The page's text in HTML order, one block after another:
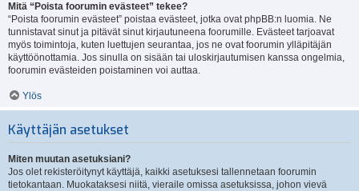
Mitä “Poista foorumin evästeet” tekee?
“Poista foorumin evästeet” poistaa evästeet, jotka ovat phpBB:n luomia. Ne
tunnistavat sinut ja pitävät sinut kirjautuneena foorumille. Evästeet tarjoavat
myös toimintoja, kuten luettujen seurantaa, jos ne ovat foorumin ylläpitäjän
käyttöönottamia. Jos sinulla on sisään tai uloskirjautumisen kanssa ongelmia,
foorumin evästeiden poistaminen voi auttaa.
Ylös
Käyttäjän asetukset
Miten muutan asetuksiani?
Jos olet rekisteröitynyt käyttäjä, kaikki asetuksesi tallennetaan foorumin
tietokantaan. Muokataksesi niitä, vieraile omissa asetuksissa, johon vievä